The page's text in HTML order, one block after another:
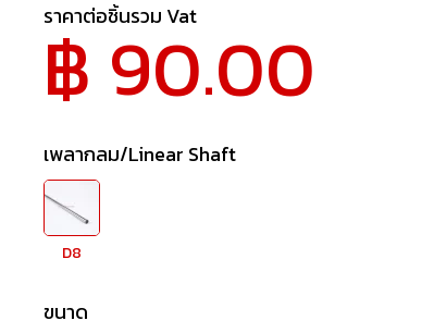
ราคาต่อชิ้นรวม Vat
฿ 90.00
เพลากลม/Linear Shaft
D8
ขนาด